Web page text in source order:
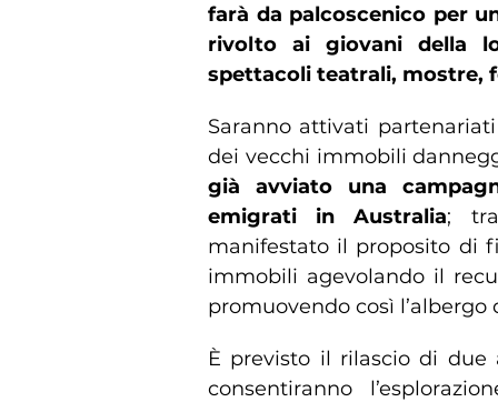
farà da palcoscenico per
rivolto ai giovani della
spettacoli teatrali, mostre,
Saranno attivati
dei vecchi immobili
già avviato una
emigrati in Australia;
manifestato il proposito di
immobili agevolando il
promuovendo così l’albergo
È previsto il rilascio di
consentiranno